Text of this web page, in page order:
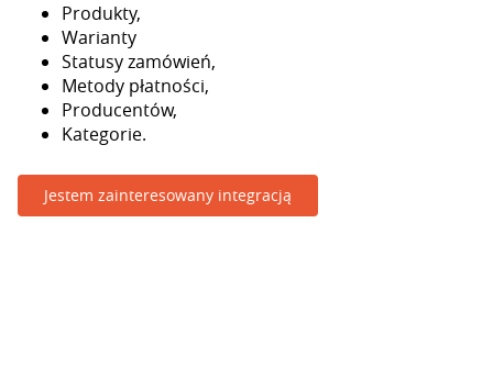
Produkty,
Warianty
Statusy zamówień,
Metody płatności,
Producentów,
Kategorie.
Jestem zainteresowany integracją